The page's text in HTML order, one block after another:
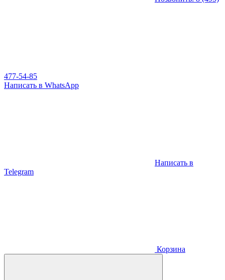
477-54-85
Написать в WhatsApp
Написать в
Telegram
Корзина